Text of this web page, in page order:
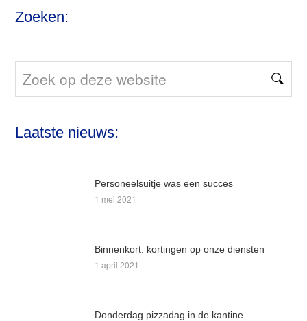
Zoeken:
Zoek
op
Laatste nieuws:
Personeelsuitje was een succes
1 mei 2021
Binnenkort: kortingen op onze diensten
1 april 2021
Donderdag pizzadag in de kantine